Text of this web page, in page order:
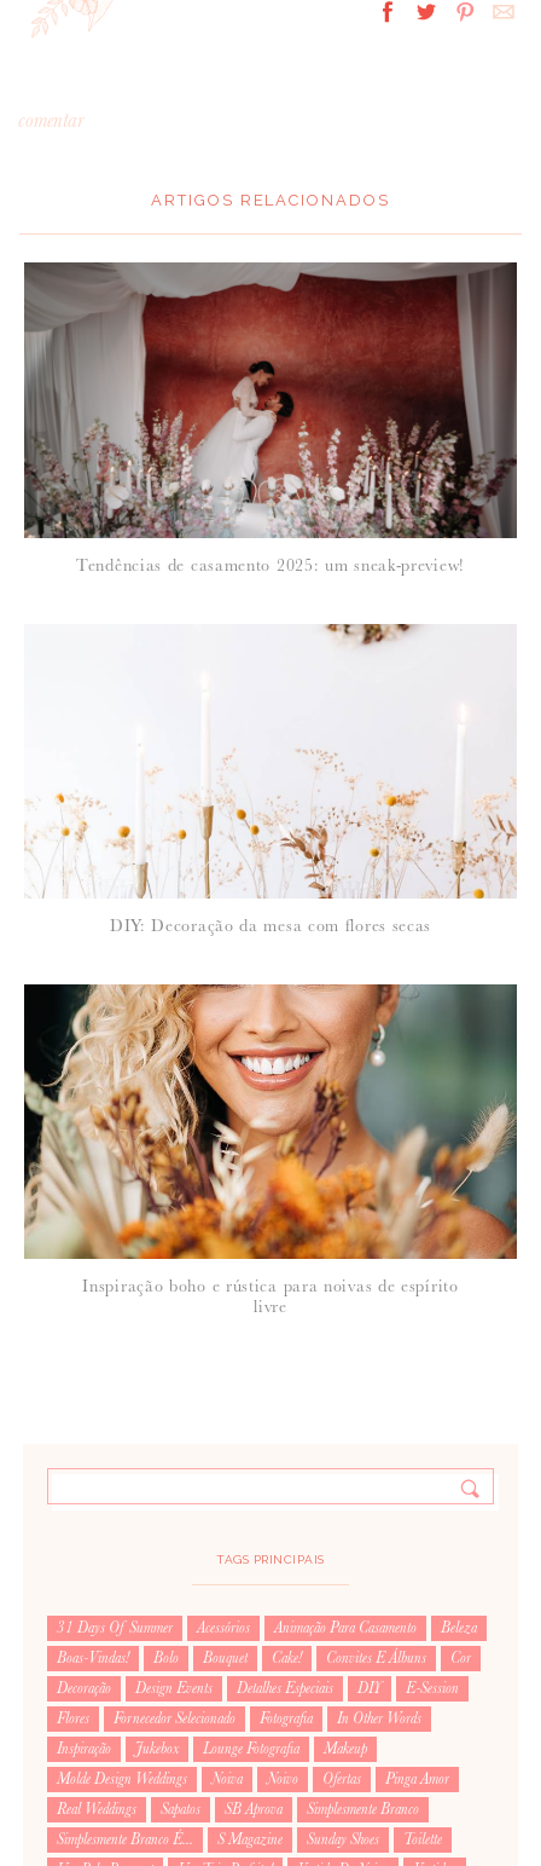
comentar
NOME *:
Para saber como tratamos e protegemos os seus dados, leia a nossa
ARTIGOS RELACIONADOS
Tendências de casamento 2025: um sneak-preview!
DIY: Decoração da mesa com flores secas
Inspiração boho e rústica para noivas de espírito
livre
TAGS PRINCIPAIS
31 Days Of Summer Acessórios Animação Para Casamento
Beleza
Boas-Vindas!
Bolo Bouquet Cake! Convites E Álbuns
Cor
Decoração
Design Events Detalhes Especiais DIY
E-Session
Flores
Fornecedor Selecionado Fotografia
In Other Words
Inspiração
Jukebox Lounge Fotografia
Makeup
Molde Design Weddings
Noiva Noivo Ofertas
Pinga Amor
Real Weddings
Sapatos SB Aprova
Simplesmente Branco
Simplesmente Branco É...
S Magazine Sunday Shoes
Toilette